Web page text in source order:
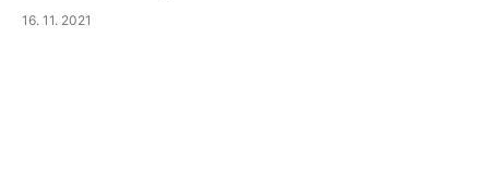
16. 11. 2021